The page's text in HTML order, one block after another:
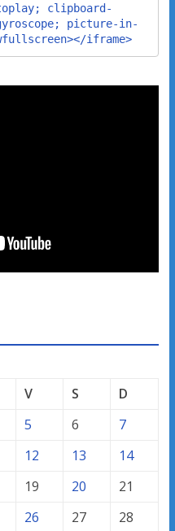
clipboard-
picture-in-
iframe>
V S
D
5 6
7
12 13
14
19 20
21
26 27 28